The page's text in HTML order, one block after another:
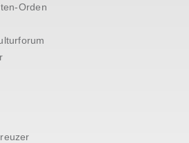
Orden